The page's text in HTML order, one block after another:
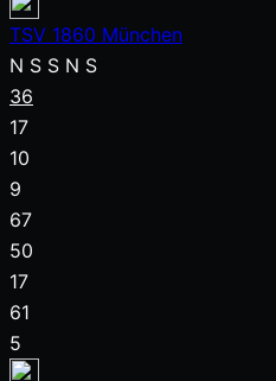
TSV 1860 München
N S S N S
36
17
10
9
67
50
17
61
5